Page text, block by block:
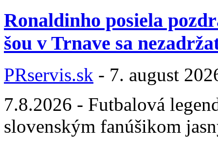
Ronaldinho posiela
šou v Trnave sa
PRservis.sk - 7. august
7.8.2026 - Futbalová
slovenským fanúšikom